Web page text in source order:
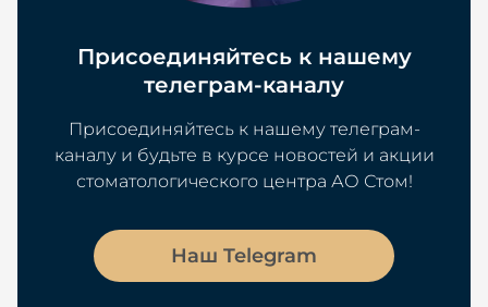
Присоединяйтесь к нашему
телеграм-каналу
Присоединяйтесь к нашему телеграм-
каналу и будьте в курсе новостей и акции
стоматологического центра АО Стом!
Наш Telegram